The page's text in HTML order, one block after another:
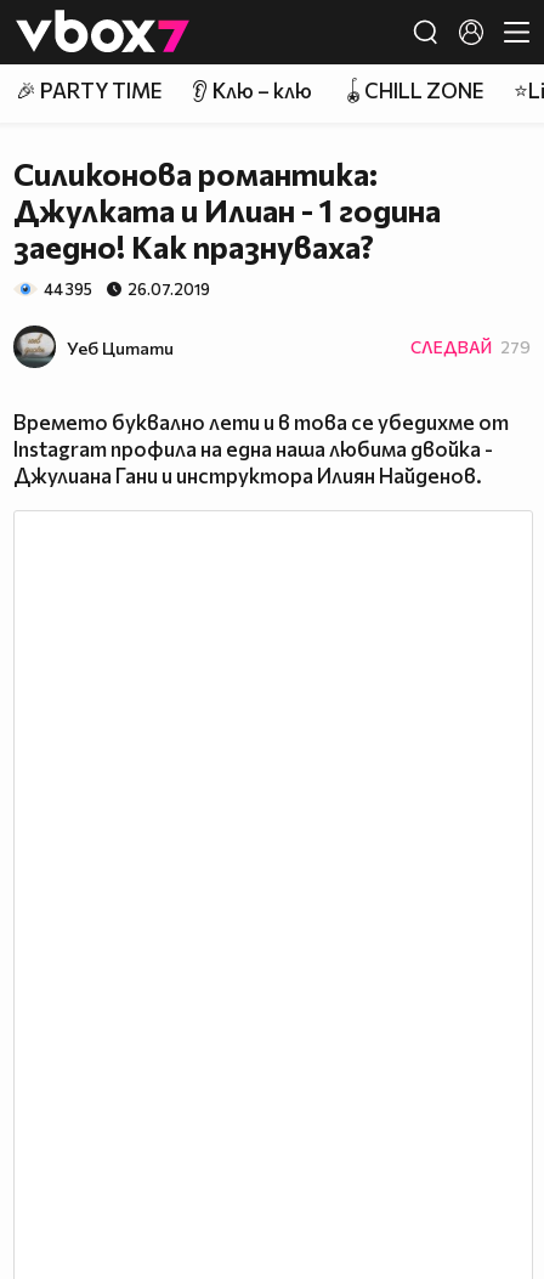
👾
🎉 PARTY TIME 👂 Клю – клю 🪀CHILL ZONE
Силиконова романтика:
Джулката и Илиан - 1 година
заедно! Как празнуваха?
44 395 26.07.2019
Уеб Цитати СЛЕДВАЙ 279
Времето буквално лети и в това се убедихме от
Instagram профила на една наша любима двойка -
Джулиана Гани и инструктора Илиян Найденов.